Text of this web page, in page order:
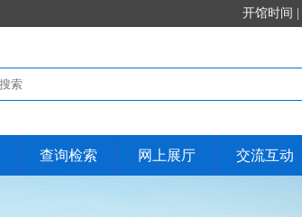
开馆时间
查询检索 网上展厅 交流互动